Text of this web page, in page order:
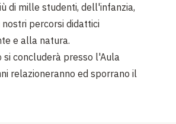
di mille studenti, dell'infanzia,
percorsi didattici
e alla natura.
concluderà presso l'Aula
relazioneranno ed sporrano il